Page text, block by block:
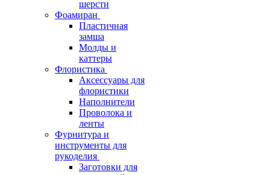
шерсти
Фоамиран
Пластичная
замша
Молды и
каттеры
Флористика
Аксессуары для
флористики
Наполнители
Проволока и
ленты
Фурнитура и
инструменты для
рукоделия
Заготовки для